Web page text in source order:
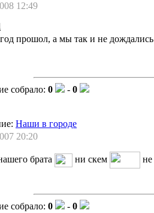
12:49
прошол, а мы так и не дождались
собрало: 0 - 0
Наши в городе
20:20
брата ни скем
собрало: 0 - 0